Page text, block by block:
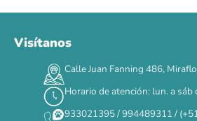
Visítanos
Calle Juan Fanning 486,
Horario de atención: lun. a sáb
933021395 / 994489311 /